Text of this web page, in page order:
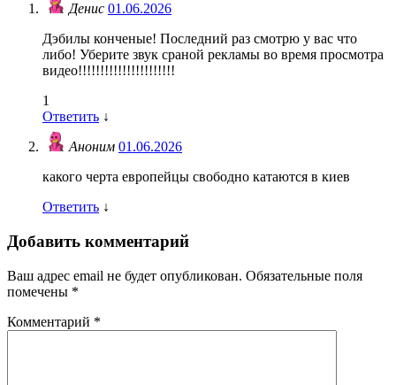
Денис 01.06.2026
Дэбилы конченые! Последний раз смотрю у вас что
либо! Уберите звук сраной рекламы во время просмотра
видео!!!!!!!!!!!!!!!!!!!!!!
1
Ответить ↓
Аноним 01.06.2026
какого черта европейцы свободно катаются в киев
Ответить ↓
Добавить комментарий
Ваш адрес email не будет опубликован. Обязательные поля
помечены *
Комментарий *